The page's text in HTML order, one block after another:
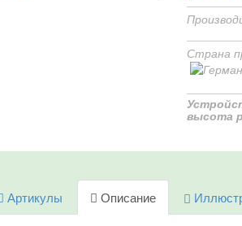
Страна
высота
Артикулы Описание